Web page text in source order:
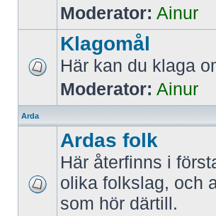
Moderator: Ainur
Klagomål
Här kan du klaga
Moderator: Ainur
Arda
Ardas folk
Här återfinns i
olika folkslag, och
som hör därtill.